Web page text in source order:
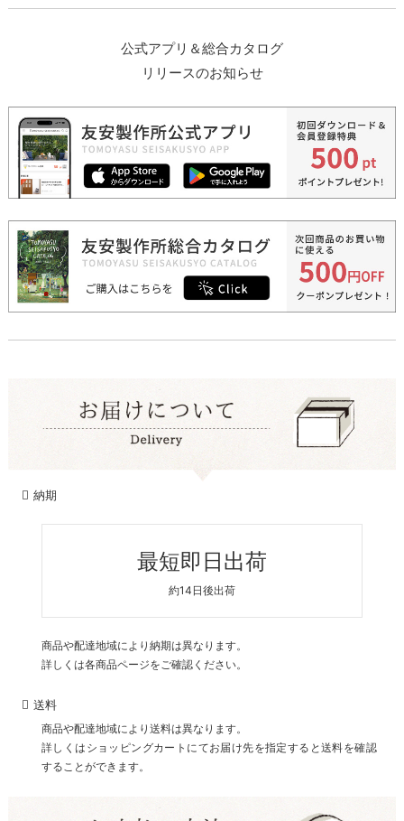
公式アプリ＆総合カタログ
リリースのお知らせ
納期
最短即日出荷
約14日後出荷
商品や配達地域により納期は異なります。
詳しくは各商品ページをご確認ください。
送料
商品や配達地域により送料は異なります。
詳しくはショッピングカートにてお届け先を指定すると送料を確認
することができます。